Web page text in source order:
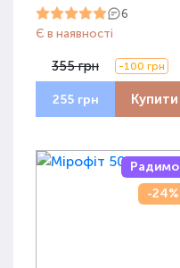
6
Є в наявності
355 грн -100 грн
255 грн Купити
Радимо
-24%